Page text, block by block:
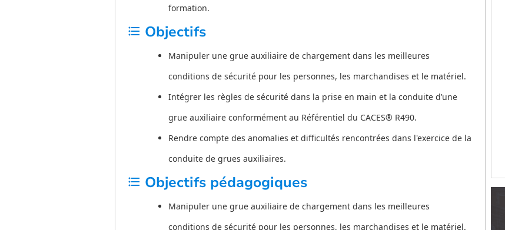
formation.
format_list_bulleted Objectifs
Manipuler une grue auxiliaire de chargement dans les meilleures
conditions de sécurité pour les personnes, les marchandises et le matériel.
Intégrer les règles de sécurité dans la prise en main et la conduite d’une
grue auxiliaire conformément au Référentiel du CACES® R490.
Rendre compte des anomalies et difficultés rencontrées dans l'exercice de la
conduite de grues auxiliaires.
format_list_bulleted Objectifs pédagogiques
Manipuler une grue auxiliaire de chargement dans les meilleures
conditions de sécurité pour les personnes, les marchandises et le matériel.